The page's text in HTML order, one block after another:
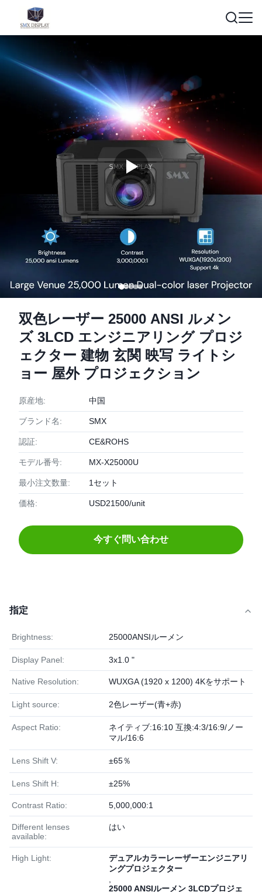
双色レーザー 25000 ANSI ルメン
ズ 3LCD エンジニアリング プロジ
ェクター 建物 玄関 映写 ライトシ
ョー 屋外 プロジェクション
原産地: 中国
ブランド名: SMX
認証: CE&ROHS
モデル番号: MX-X25000U
最小注文数量: 1セット
価格: USD21500/unit
今すぐ問い合わせ
指定
Brightness: 25000ANSIルーメン
Display Panel: 3x1.0 "
Native Resolution: WUXGA (1920 x 1200) 4Kをサポート
Light source: 2色レーザー(青+赤)
Aspect Ratio:
ネイティブ:16:10 互換:4:3/16:9/ノー
マル/16:6
Lens Shift V: ±65％
Lens Shift H: ±25%
Contrast Ratio: 5,000,000:1
Different lenses
available:
はい
High Light:
デュアルカラーレーザーエンジニアリ
ングプロジェクター
25000 ANSIルーメン 3LCDプロジェ